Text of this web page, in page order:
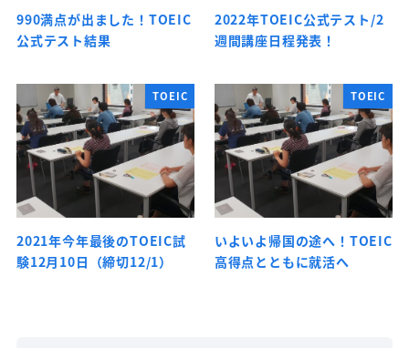
990満点が出ました！TOEIC
公式テスト結果
2022年TOEIC公式テスト/2
週間講座日程発表！
TOEIC
2021年今年最後のTOEIC試
験12月10日（締切12/1）
TOEIC
いよいよ帰国の途へ！TOEIC
高得点とともに就活へ